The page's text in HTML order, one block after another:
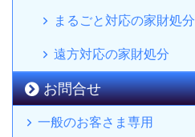
まるごと対応の家財処分
遠方対応の家財処分
お問合せ
一般のお客さま専用